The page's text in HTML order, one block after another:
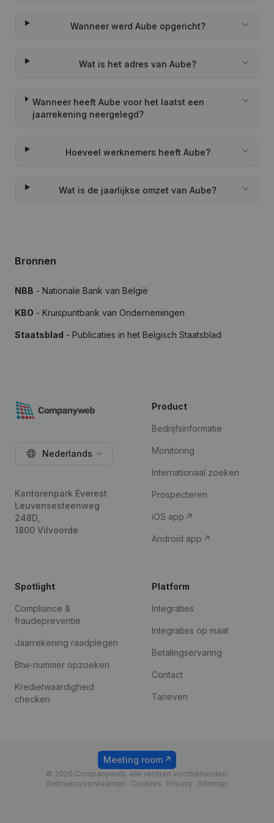
Wanneer werd Aube opgericht?
Wat is het adres van Aube?
Wanneer heeft Aube voor het laatst een
jaarrekening neergelegd?
Hoeveel werknemers heeft Aube?
Wat is de jaarlijkse omzet van Aube?
Bronnen
NBB - Nationale Bank van België
KBO - Kruispuntbank van Ondernemingen
Staatsblad - Publicaties in het Belgisch Staatsblad
Nederlands
Kantorenpark Everest
Leuvensesteenweg
248D,
1800 Vilvoorde
Product
Bedrijfsinformatie
Monitoring
Internationaal zoeken
Prospecteren
iOS app
Android app
Spotlight
Compliance &
fraudepreventie
Jaarrekening raadplegen
Btw-nummer opzoeken
Kredietwaardigheid
checken
Platform
Integraties
Integraties op maat
Betalingservaring
Contact
Tarieven
© 2026 Companyweb, alle rechten voorbehouden.
Gebruiksvoorwaarden
Cookies Privacy Sitemap
Meeting room